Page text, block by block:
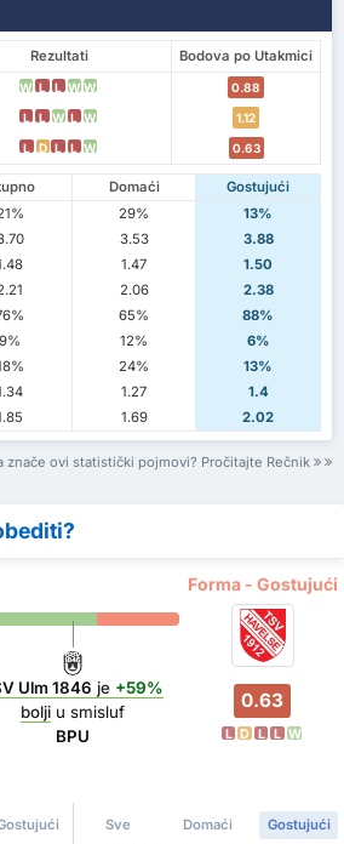
Rezultati
Bodova po Utakmici
W L L W W 0.88
L L W L W 1.12
L D L L W 0.63
Domaći
Gostujući
29%
13%
3.53
3.88
1.47
1.50
2.06
2.38
65%
88%
9% 12%
6%
24%
13%
1.27
1.4
1.69 2.02
znače ovi statistički pojmovi? Pročitajte Rečnik
Forma - Gostujući
Ulm 1846 je +59%
boljiu smisluf
BPU
0.63
L D L L W
Sve Domaći Gostujući